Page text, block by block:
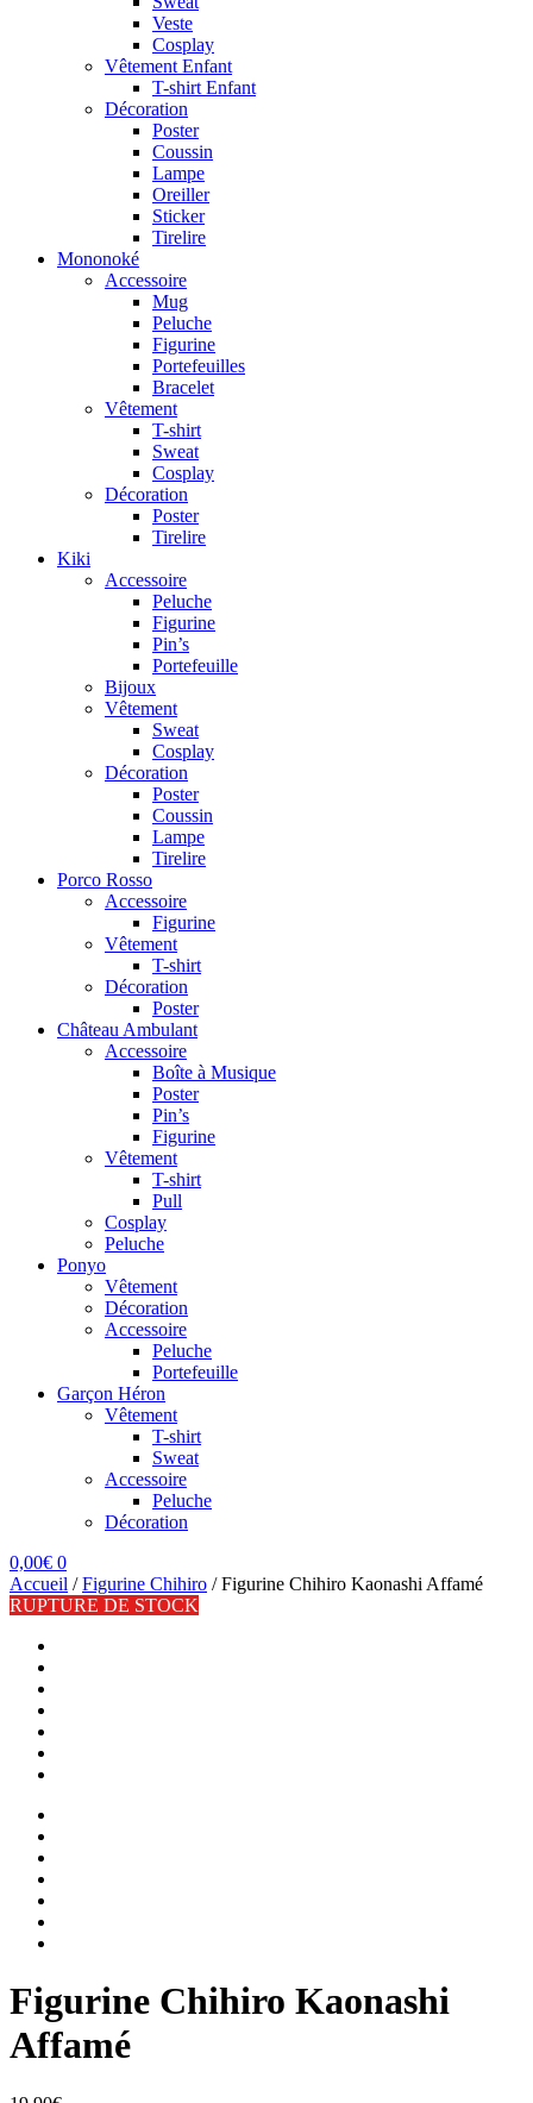
Veste
Cosplay
Vêtement Enfant
T-shirt Enfant
Décoration
Poster
Coussin
Lampe
Oreiller
Sticker
Tirelire
Mononoké
Accessoire
Mug
Peluche
Figurine
Portefeuilles
Bracelet
Vêtement
T-shirt
Sweat
Cosplay
Décoration
Poster
Tirelire
Kiki
Accessoire
Peluche
Figurine
Pin’s
Portefeuille
Bijoux
Vêtement
Sweat
Cosplay
Décoration
Poster
Coussin
Lampe
Tirelire
Porco Rosso
Accessoire
Figurine
Vêtement
T-shirt
Décoration
Poster
Château Ambulant
Accessoire
Boîte à Musique
Poster
Pin’s
Figurine
Vêtement
T-shirt
Pull
Cosplay
Peluche
Ponyo
Vêtement
Décoration
Accessoire
Peluche
Portefeuille
Garçon Héron
Vêtement
T-shirt
Sweat
Accessoire
Peluche
Décoration
0,00€ 0
Accueil /Figurine Chihiro /Figurine Chihiro Kaonashi Affamé
RUPTURE DE STOCK
Figurine Chihiro Kaonashi
Affamé